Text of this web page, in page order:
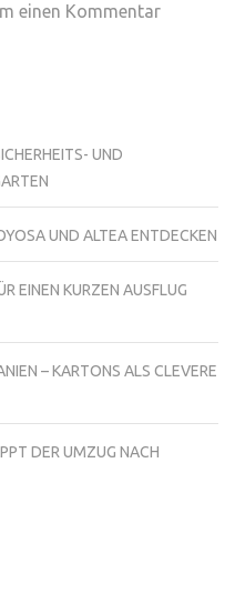
einen Kommentar
UND P
UND ALTEA ENTDECKEN
EINEN KURZEN AUSFLUG
– KARTONS ALS CLEVERE
DER UMZUG NACH